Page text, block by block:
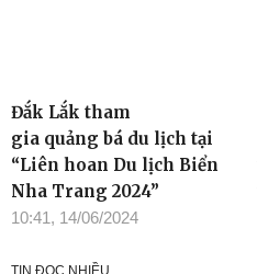
Tạo sức hút cho du lịch
cộng đồng
07:45, 16/06/2024